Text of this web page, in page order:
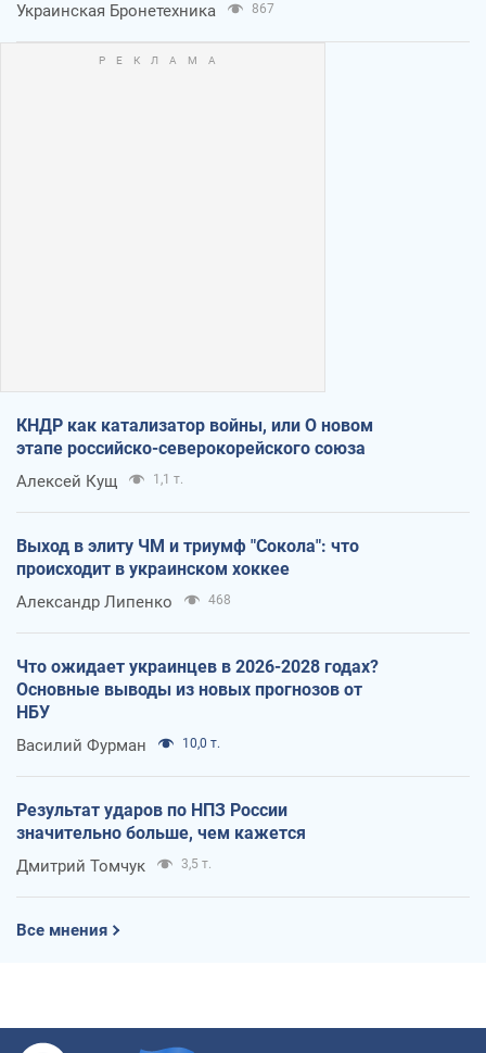
Украинская Бронетехника 867
КНДР как катализатор войны, или О новом
этапе российско-северокорейского союза
Алексей Кущ 1,1 т.
Выход в элиту ЧМ и триумф "Сокола": что
происходит в украинском хоккее
Александр Липенко 468
Что ожидает украинцев в 2026-2028 годах?
Основные выводы из новых прогнозов от
НБУ
Василий Фурман 10,0 т.
Результат ударов по НПЗ России
значительно больше, чем кажется
Дмитрий Томчук 3,5 т.
Все мнения